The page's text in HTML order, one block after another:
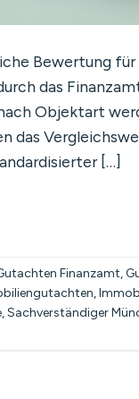
Bewertung
das
Objektart
das
[…]
Finanzamt,
,
,Sachverständiger